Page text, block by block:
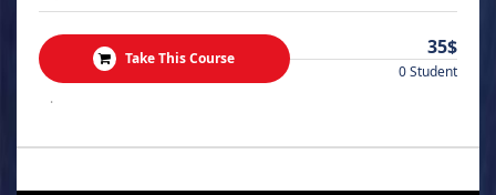
Take This Course 35$
0 Student
.